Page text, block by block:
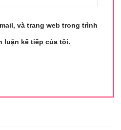
và trang web trong trình
luận kế tiếp của tôi.